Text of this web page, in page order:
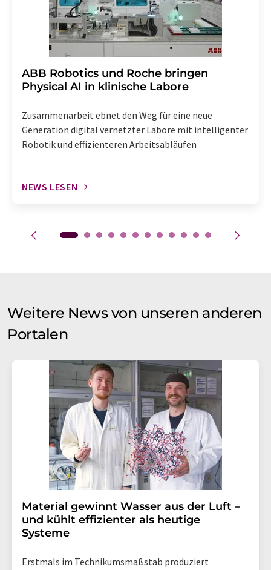
​​​​​​​ABB Robotics und Roche bringen
Physical AI in klinische Labore
Zusammenarbeit ebnet den Weg für eine neue
Generation digital vernetzter Labore mit intelligenter
Robotik und effizienteren Arbeitsabläufen
NEWS LESEN
Weitere News von unseren anderen
Portalen
Material gewinnt Wasser aus der Luft –
und kühlt effizienter als heutige
Systeme
Erstmals im Technikumsmaßstab produziert